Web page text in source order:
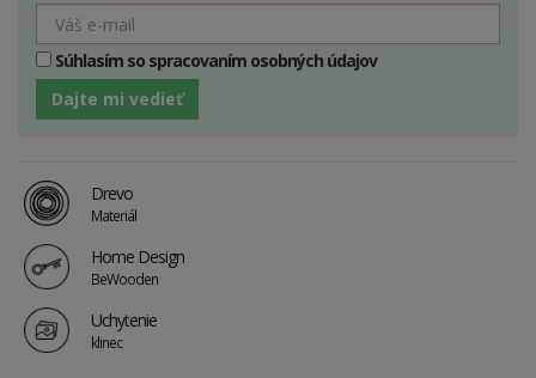
Súhlasím so spracovaním osobných údajov
Dajte mi vedieť
Drevo
Materiál
Home Design
BeWooden
Uchytenie
klinec